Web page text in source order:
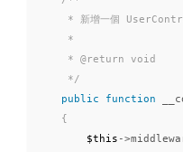
* 新增一個
     *
     * @return void
     */
public
function
{
$this ->